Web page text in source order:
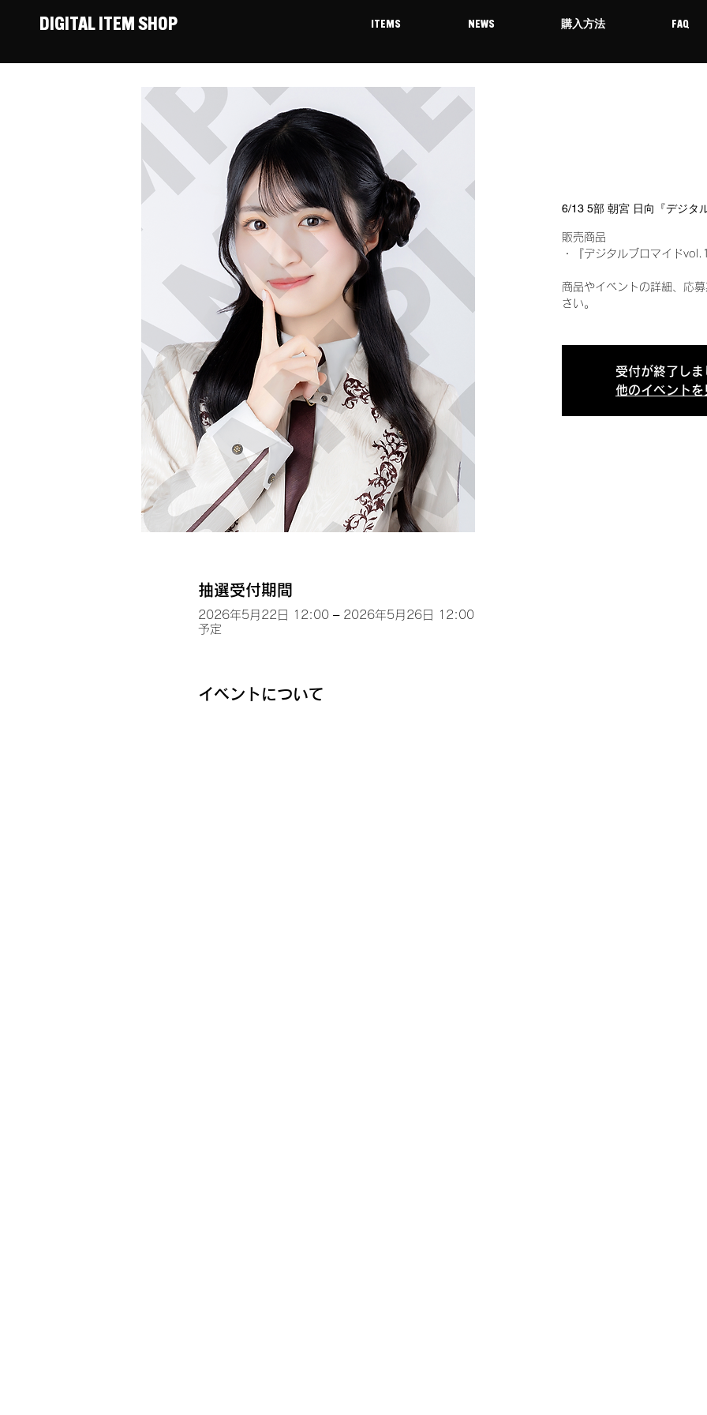
DIGITAL ITEM SHOP ITEMS NEWS 購入方法 FAQ
6/13 5部 朝宮 日向『デジタ
販売商品
・『デジタルブロマイド
商品やイベントの詳細、応
さい。
受付が終了しま
他のイベントを
抽選受付期間
2026年5月22日 12:00 – 2026年5月26日 12:00
予定
イベントについて